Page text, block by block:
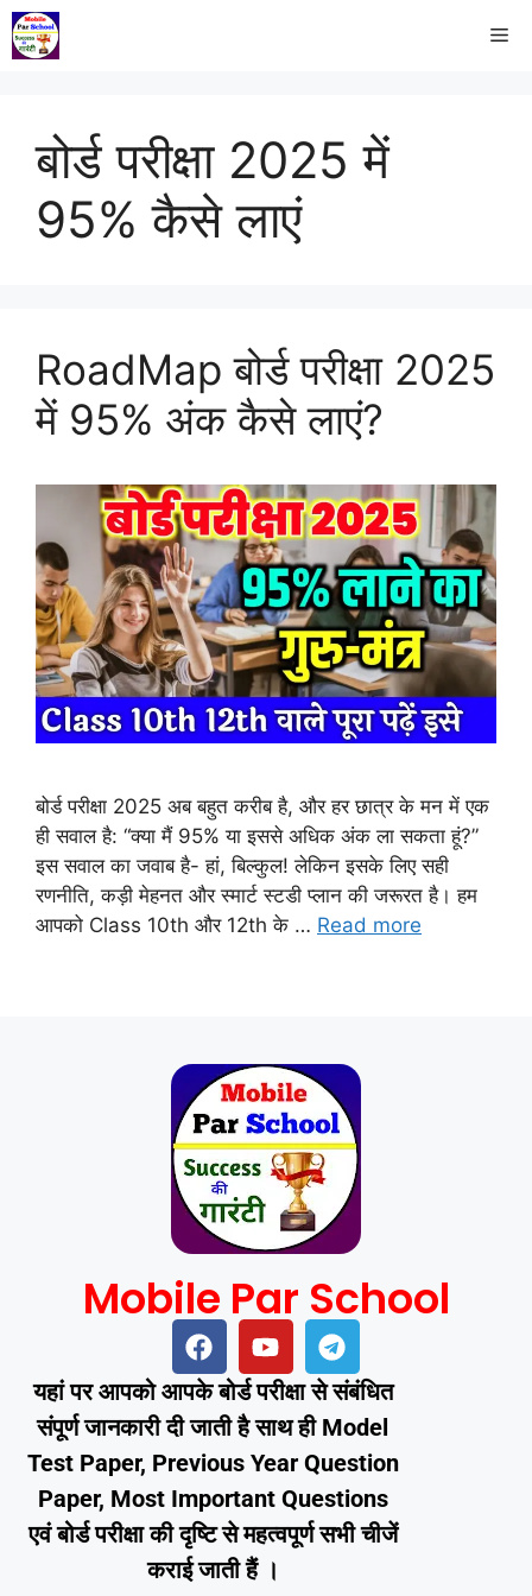
बोर्ड परीक्षा 2025 में
95% कैसे लाएं
RoadMap बोर्ड परीक्षा 2025
में 95% अंक कैसे लाएं?
बोर्ड परीक्षा 2025 अब बहुत करीब है, और हर छात्र के मन में एक
ही सवाल है: “क्या मैं 95% या इससे अधिक अंक ला सकता हूं?”
इस सवाल का जवाब है- हां, बिल्कुल! लेकिन इसके लिए सही
रणनीति, कड़ी मेहनत और स्मार्ट स्टडी प्लान की जरूरत है। हम
आपको Class 10th और 12th के … Read more
Mobile Par School
यहां पर आपको आपके बोर्ड परीक्षा से संबंधित
संपूर्ण जानकारी दी जाती है साथ ही Model
Test Paper, Previous Year Question
Paper, Most Important Questions
एवं बोर्ड परीक्षा की दृष्टि से महत्वपूर्ण सभी चीजें
कराई जाती हैं ।